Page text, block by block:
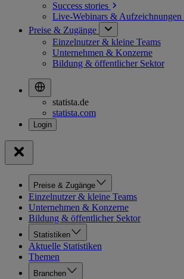
Success stories
Live-Webinars & Aufzeichnungen
Preise & Zugänge
Einzelnutzer & kleine Teams
Unternehmen & Konzerne
Bildung & öffentlicher Sektor
statista.de
statista.com
Preise & Zugänge
Einzelnutzer & kleine Teams
Unternehmen & Konzerne
Bildung & öffentlicher Sektor
Statistiken
Aktuelle Statistiken
Themen
Branchen